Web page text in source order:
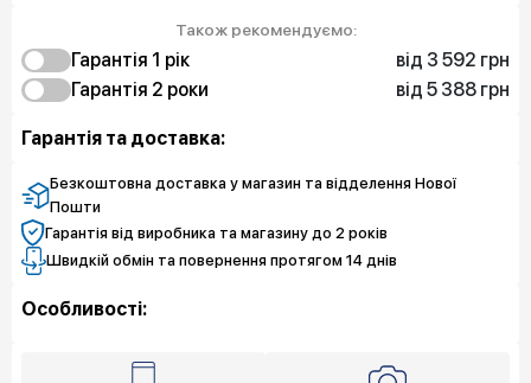
Також рекомендуємо:
Гарантія 1 рiк
від 3 592 грн
Захист від браку
3 592 грн
Гарантія 2 роки
від 5 388 грн
Захист екрана
Гарантія та доставка:
Безкоштовна доставка у магазин та відделення Нової
Пошти
Гарантія від виробника та магазину до 2 років
Швидкій обмін та повернення протягом 14 днів
Особливості: